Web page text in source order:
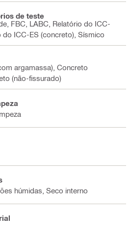
de teste
FBC, LABC, Relatório do ICC-
do ICC-ES (concreto), Sísmico
argamassa), Concreto
(não-fissurado)
húmidas, Seco interno